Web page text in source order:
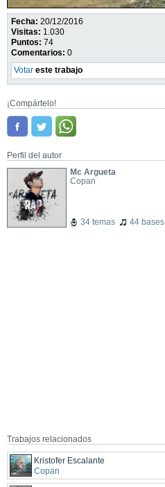
Fecha: 20/12/2016
Visitas: 1.030
Puntos: 74
Comentarios: 0
Votar este trabajo
¡Compártelo!
Perfil del autor
Mc Argueta
Copan
34 temas 44 bases
Trabajos relacionados
Kristofer Escalante
Copan